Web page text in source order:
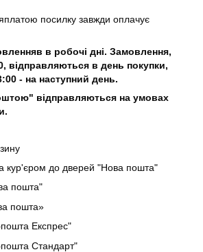
посилку завжди оплачує
в робочі дні. Замовлення,
відправляються в день покупки,
- на наступний день.
відправляються на умовах
кур'єром до дверей "Нова пошта"
пошта"
пошта»
Експрес"
Стандарт"